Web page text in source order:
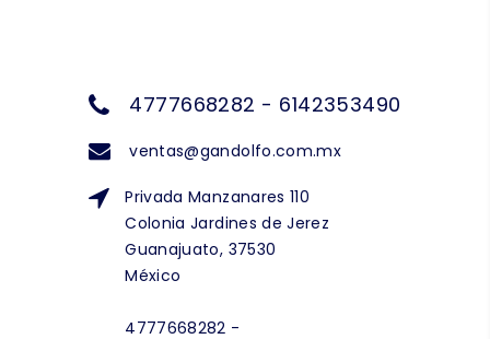
4777668282 - 6142353490
ventas@gandolfo.com.mx
Privada Manzanares 110
Colonia Jardines de Jerez
Guanajuato, 37530
México
4777668282 -